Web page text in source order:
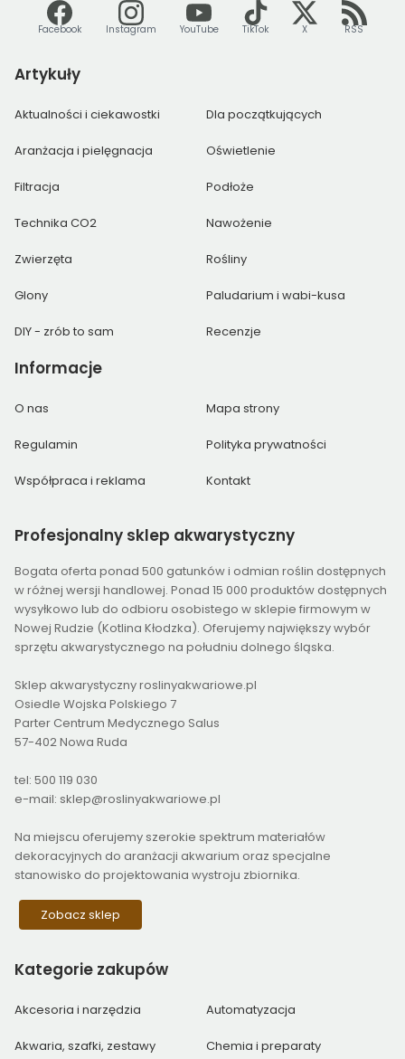
Facebook Instagram YouTube TikTok X RSS
Artykuły
Aktualności i ciekawostki Dla początkujących
Aranżacja i pielęgnacja Oświetlenie
Filtracja Podłoże
Technika CO2 Nawożenie
Zwierzęta Rośliny
Glony Paludarium i wabi-kusa
DIY - zrób to sam Recenzje
Informacje
O nas Mapa strony
Regulamin Polityka prywatności
Współpraca i reklama Kontakt
Profesjonalny sklep akwarystyczny
Bogata oferta ponad 500 gatunków i odmian roślin dostępnych
w różnej wersji handlowej. Ponad 15 000 produktów dostępnych
wysyłkowo lub do odbioru osobistego w sklepie firmowym w
Nowej Rudzie (Kotlina Kłodzka). Oferujemy największy wybór
sprzętu akwarystycznego na południu dolnego śląska.
Sklep akwarystyczny roslinyakwariowe.pl
Osiedle Wojska Polskiego 7
Parter Centrum Medycznego Salus
57-402 Nowa Ruda
tel: 500 119 030
e-mail: sklep@roslinyakwariowe.pl
Na miejscu oferujemy szerokie spektrum materiałów
dekoracyjnych do aranżacji akwarium oraz specjalne
stanowisko do projektowania wystroju zbiornika.
Zobacz sklep
Kategorie zakupów
Akcesoria i narzędzia Automatyzacja
Akwaria, szafki, zestawy Chemia i preparaty